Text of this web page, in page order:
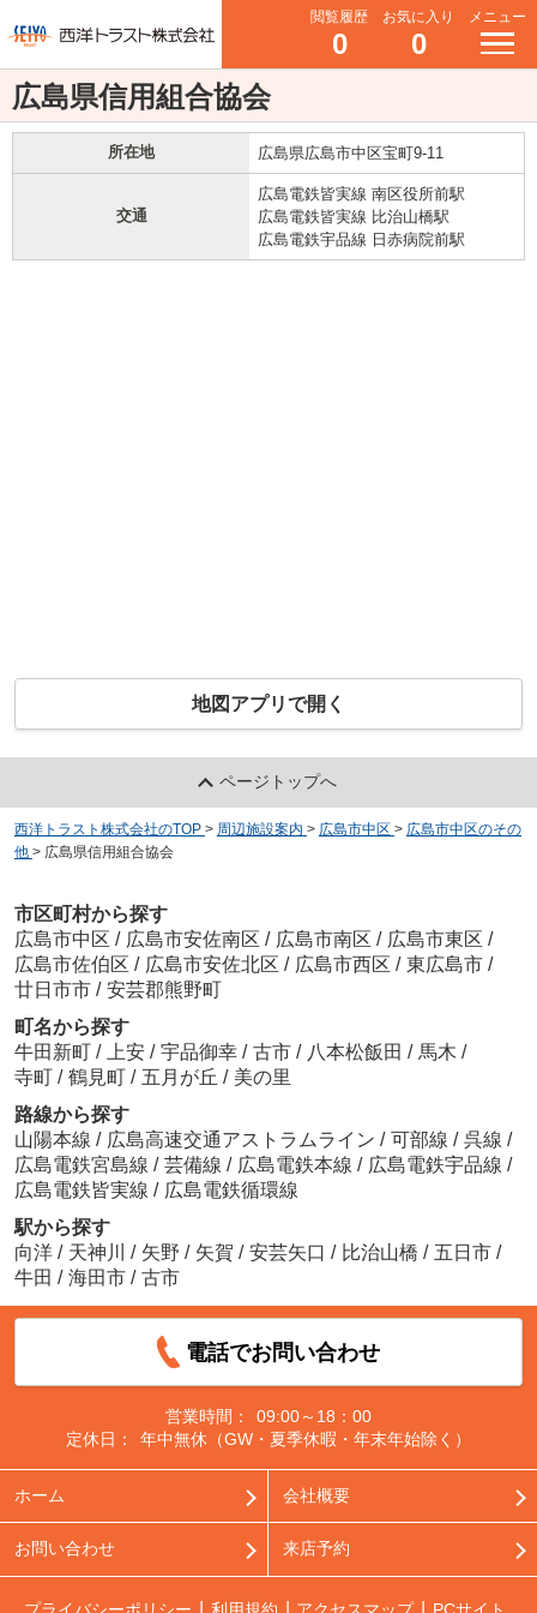
閲覧履歴
0
お気に入り
0
メニュー
広島県信用組合協会
所在地 広島県広島市中区宝町9-11
交通
広島電鉄皆実線 南区役所前駅
広島電鉄皆実線 比治山橋駅
広島電鉄宇品線 日赤病院前駅
地図アプリで開く
ページトップへ
西洋トラスト株式会社のTOP > 周辺施設案内 > 広島市中区 > 広島市中区のその
他 > 広島県信用組合協会
市区町村から探す
広島市中区 / 広島市安佐南区 / 広島市南区 / 広島市東区 /
広島市佐伯区 / 広島市安佐北区 / 広島市西区 / 東広島市 /
廿日市市 / 安芸郡熊野町
町名から探す
牛田新町 / 上安 / 宇品御幸 / 古市 / 八本松飯田 / 馬木 /
寺町 / 鶴見町 / 五月が丘 / 美の里
路線から探す
山陽本線 / 広島高速交通アストラムライン / 可部線 / 呉線 /
広島電鉄宮島線 / 芸備線 / 広島電鉄本線 / 広島電鉄宇品線 /
広島電鉄皆実線 / 広島電鉄循環線
駅から探す
向洋 / 天神川 / 矢野 / 矢賀 / 安芸矢口 / 比治山橋 / 五日市 /
牛田 / 海田市 / 古市
電話でお問い合わせ
営業時間：
09:00～18：00
定休日：
年中無休（GW・夏季休暇・年末年始除く）
ホーム 会社概要
お問い合わせ 来店予約
プライバシーポリシー 利用規約 アクセスマップ PCサイト